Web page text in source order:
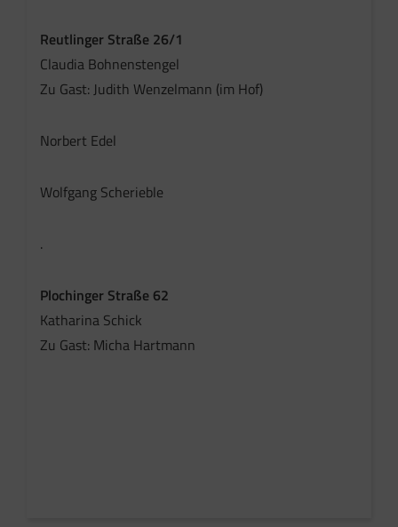
Reutlinger Straße 26/1
Claudia Bohnenstengel
Zu Gast: Judith Wenzelmann (im Hof)
Norbert Edel
Wolfgang Scherieble
.
Plochinger Straße 62
Katharina Schick
Zu Gast: Micha Hartmann